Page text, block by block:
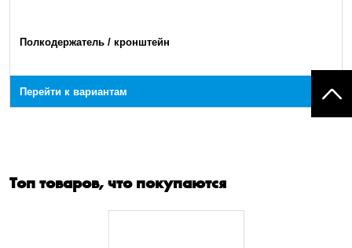
Полкодержатель / кронштейн
Перейти к вариантам
Топ товаров, что покупаются